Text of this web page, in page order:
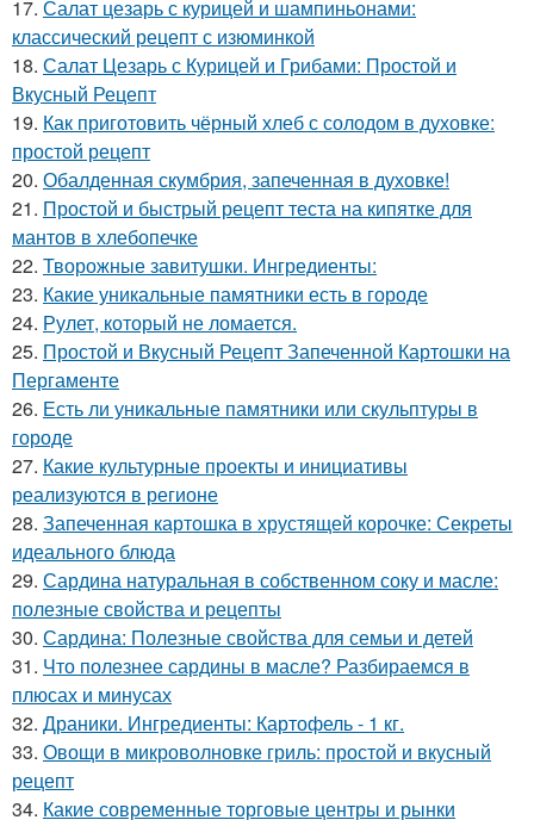
17. Салат цезарь с курицей и шампиньонами:
классический рецепт с изюминкой
18. Салат Цезарь с Курицей и Грибами: Простой и
Вкусный Рецепт
19. Как приготовить чёрный хлеб с солодом в духовке:
простой рецепт
20. Обалденная скумбрия, запеченная в духовке!
21. Простой и быстрый рецепт теста на кипятке для
мантов в хлебопечке
22. Творожные завитушки. Ингредиенты:
23. Какие уникальные памятники есть в городе
24. Рулет, который не ломается.
25. Простой и Вкусный Рецепт Запеченной Картошки на
Пергаменте
26. Есть ли уникальные памятники или скульптуры в
городе
27. Какие культурные проекты и инициативы
реализуются в регионе
28. Запеченная картошка в хрустящей корочке: Секреты
идеального блюда
29. Сардина натуральная в собственном соку и масле:
полезные свойства и рецепты
30. Сардина: Полезные свойства для семьи и детей
31. Что полезнее сардины в масле? Разбираемся в
плюсах и минусах
32. Драники. Ингредиенты: Картофель - 1 кг.
33. Овощи в микроволновке гриль: простой и вкусный
рецепт
34. Какие современные торговые центры и рынки